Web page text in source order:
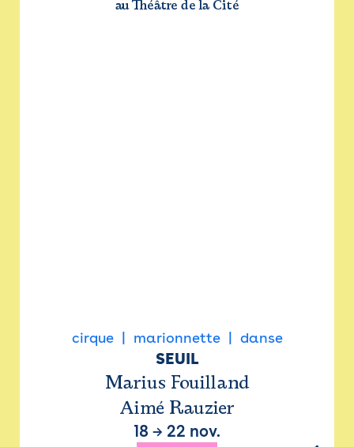
au Théâtre de la Cité
cirque marionnette danse
SEUIL
Marius Fouilland
Aimé Rauzier
18 → 22 nov.